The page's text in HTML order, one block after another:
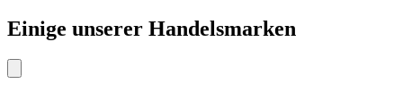
Einige unserer Handelsmarken